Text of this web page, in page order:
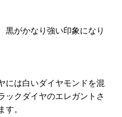
黒がかなり強い印象になり
には白いダイヤモンドを混
ックダイヤのエレガントさ
す。